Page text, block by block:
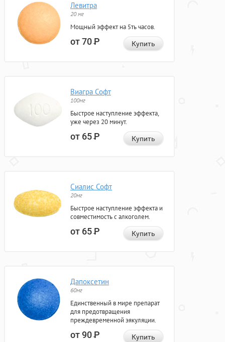
Левитра
20 мг
Мощный эффект на 5ть часов.
от 70Р Купить
Виагра Софт
100мг
Быстрое наступление эффекта,
уже через 20 минут.
от 65Р Купить
Сиалис Софт
20мг
Быстрое наступление эффекта и
совместимость с алкоголем.
от 65Р Купить
Дапоксетин
60мг
Единственный в мире препарат
для предотвращения
преждевременной эякуляции.
от 90Р Купить